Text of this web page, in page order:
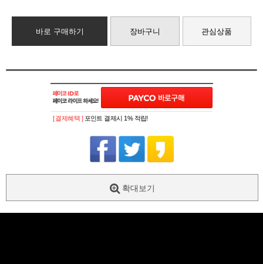
바로 구매하기 장바구니 관심상품
[ 결제혜택 ] 포인트 결제시 1% 적립!
확대보기